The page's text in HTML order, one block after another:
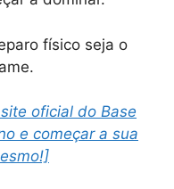
físico seja o
oficial do Base
e começar a sua